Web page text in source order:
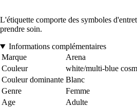
L'étiquette comporte des symboles
prendre soin.
Informations complémentaires
Marque
Arena
Couleur
white/multi-blue
Couleur dominante Blanc
Genre
Femme
Age
Adulte